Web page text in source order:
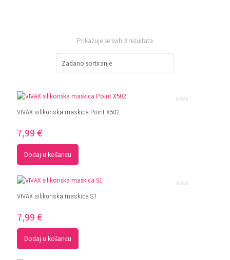
Prikazuje se svih 3 rezultata
VIVAX silikonska maskica Point X502
7,99 €
Dodaj u košaricu
VIVAX silikonska maskica S1
7,99 €
Dodaj u košaricu